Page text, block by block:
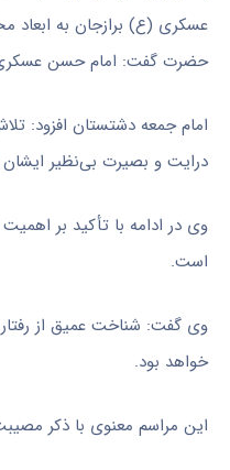
عسکری (ع) برازجان به
حضرت گفت: امام حسن
امام جمعه دشتستان افزود:
درایت و بصیرت بی‌نظیر
وی در ادامه با تأکید بر
است.
وی گفت: شناخت عمیق از رفتار
خواهد بود.
این مراسم معنوی با ذکر